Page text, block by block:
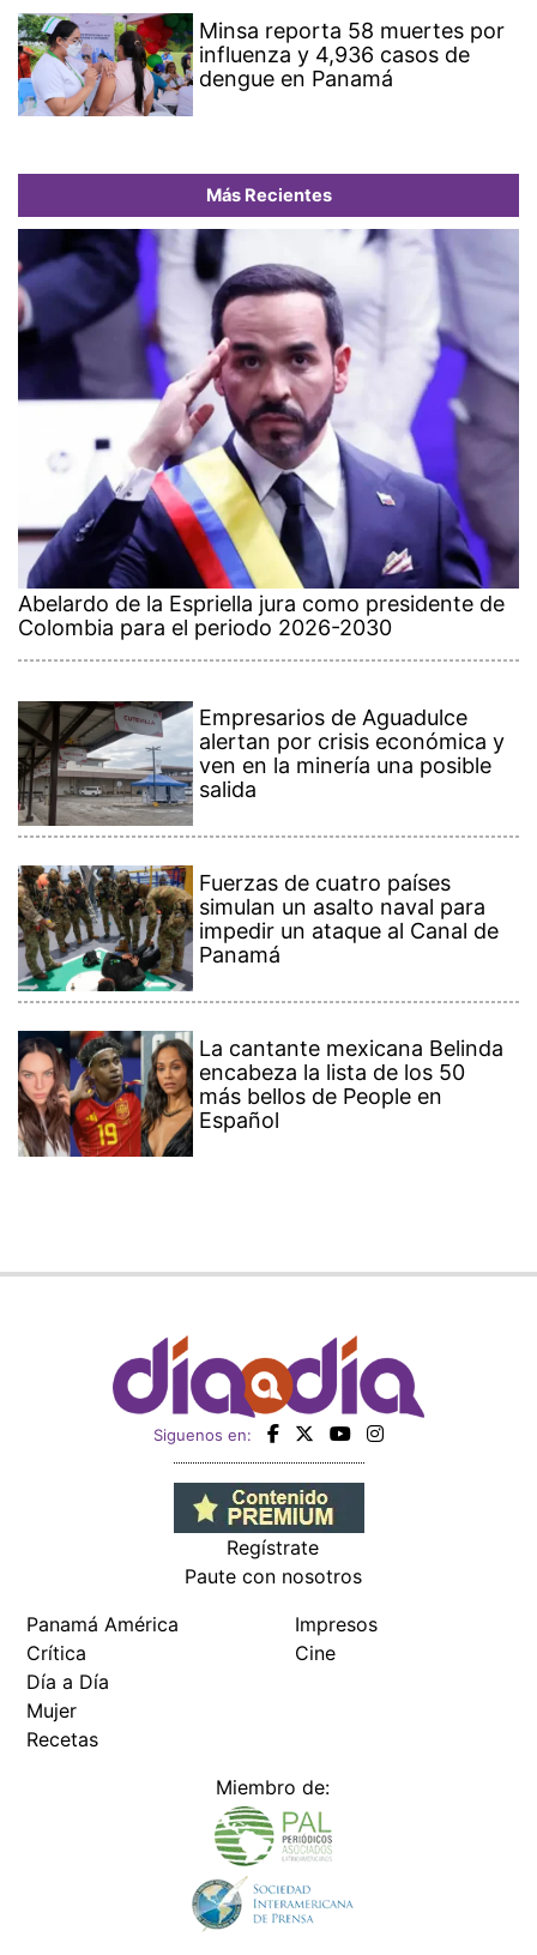
Minsa reporta 58 muertes por
influenza y 4,936 casos de
dengue en Panamá
Más Recientes
Abelardo de la Espriella jura como presidente de
Colombia para el periodo 2026-2030
Empresarios de Aguadulce
alertan por crisis económica y
ven en la minería una posible
salida
Fuerzas de cuatro países
simulan un asalto naval para
impedir un ataque al Canal de
Panamá
La cantante mexicana Belinda
encabeza la lista de los 50
más bellos de People en
Español
Siguenos en:
Regístrate
Paute con nosotros
Panamá América
Crítica
Día a Día
Mujer
Recetas
Impresos
Cine
Miembro de: